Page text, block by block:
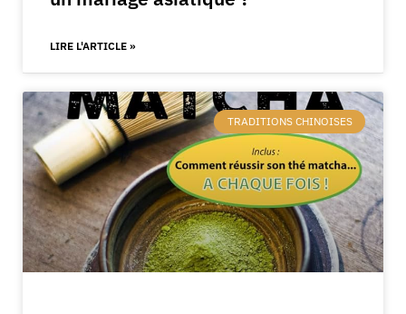
LIRE L'ARTICLE »
TRADITIONS CHINOISES